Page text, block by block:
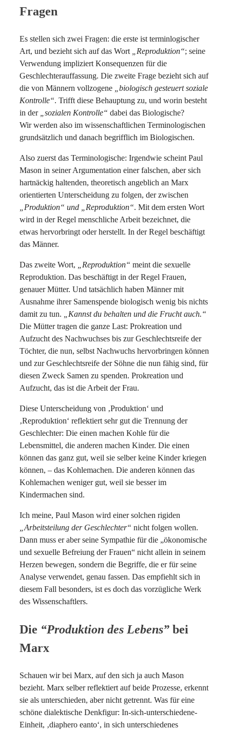
Fragen
Es stellen sich zwei Fragen: die erste ist terminlogischer
Art, und bezieht sich auf das Wort
„Reproduktion“; seine
Verwendung impliziert Konsequenzen für die
Geschlechterauffassung. Die zweite Frage bezieht sich auf
die von Männern vollzogene
„biologisch gesteuert soziale
Kontrolle“. Trifft diese Behauptung zu, und worin besteht
in der
„sozialen Kontrolle“ dabei das Biologische?
Wir werden also im wissenschaftlichen Terminologischen
grundsätzlich und danach begrifflich im Biologischen.
Also zuerst das Terminologische: Irgendwie scheint Paul
Mason in seiner Argumentation einer falschen, aber sich
hartnäckig haltenden, theoretisch angeblich an Marx
orientierten Unterscheidung zu folgen, der zwischen
„Produktion“ und „Reproduktion“. Mit dem ersten Wort
wird in der Regel menschliche Arbeit bezeichnet, die
etwas hervorbringt oder herstellt. In der Regel beschäftigt
das Männer.
Das zweite Wort, „Reproduktion“ meint die sexuelle
Reproduktion. Das beschäftigt in der Regel Frauen,
genauer Mütter. Und tatsächlich haben Männer mit
Ausnahme ihrer Samenspende biologisch wenig bis nichts
damit zu tun.
„Kannst du behalten und die Frucht auch.“
Die Mütter tragen die ganze Last: Prokreation und
Aufzucht des Nachwuchses bis zur Geschlechtsreife der
Töchter, die nun, selbst Nachwuchs hervorbringen können
und zur Geschlechtsreife der Söhne die nun fähig sind, für
diesen Zweck Samen zu spenden. Prokreation und
Aufzucht, das ist die Arbeit der Frau.
Diese Unterscheidung von ‚Produktion‘ und
‚Reproduktion‘ reflektiert sehr gut die Trennung der
Geschlechter: Die einen machen Kohle für die
Lebensmittel, die anderen machen Kinder. Die einen
können das ganz gut, weil sie selber keine Kinder kriegen
können, – das Kohlemachen. Die anderen können das
Kohlemachen weniger gut, weil sie besser im
Kindermachen sind.
Ich meine, Paul Mason wird einer solchen rigiden
„Arbeitsteilung der Geschlechter“ nicht folgen wollen.
Dann muss er aber seine Sympathie für die „ökonomische
und sexuelle Befreiung der Frauen“ nicht allein in seinem
Herzen bewegen, sondern die Begriffe, die er für seine
Analyse verwendet, genau fassen. Das empfiehlt sich in
diesem Fall besonders, ist es doch das vorzügliche Werk
des Wissenschaftlers.
Die “Produktion des Lebens” bei
Marx
Schauen wir bei Marx, auf den sich ja auch Mason
bezieht. Marx selber reflektiert auf beide Prozesse, erkennt
sie als unterschieden, aber nicht getrennt. Was für eine
schöne dialektische Denkfigur: In-sich-unterschiedene-
Einheit, ‚diaphero eanto‘, in sich unterschiedenes